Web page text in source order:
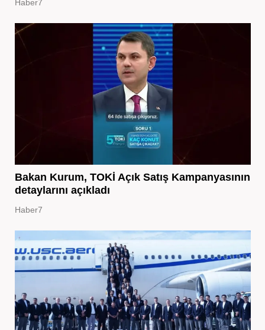
Haber7
Bakan Kurum, TOKİ Açık Satış Kampanyasının
detaylarını açıkladı
Haber7